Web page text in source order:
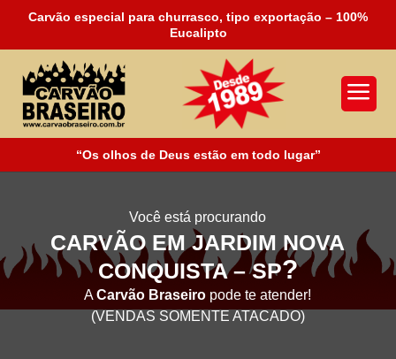
Carvão especial para churrasco, tipo exportação – 100%
Eucalipto
a
“Os olhos de Deus estão em todo lugar”
Você está procurando
CARVÃO EM JARDIM NOVA
CONQUISTA – SP?
ACarvão Braseiro pode te atender!
(VENDAS SOMENTE ATACADO)